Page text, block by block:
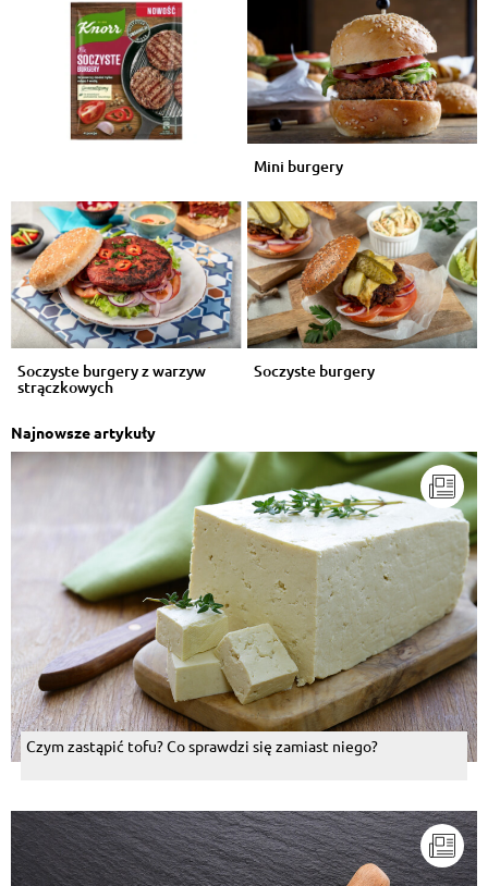
Mini burgery
Soczyste burgery z warzyw
strączkowych
Soczyste burgery
Najnowsze artykuły
Czym zastąpić tofu? Co sprawdzi się zamiast niego?